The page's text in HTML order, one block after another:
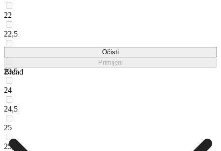
22
22,5
23,5
24
24,5
25
25,5
Očisti
Primijeni
Brend